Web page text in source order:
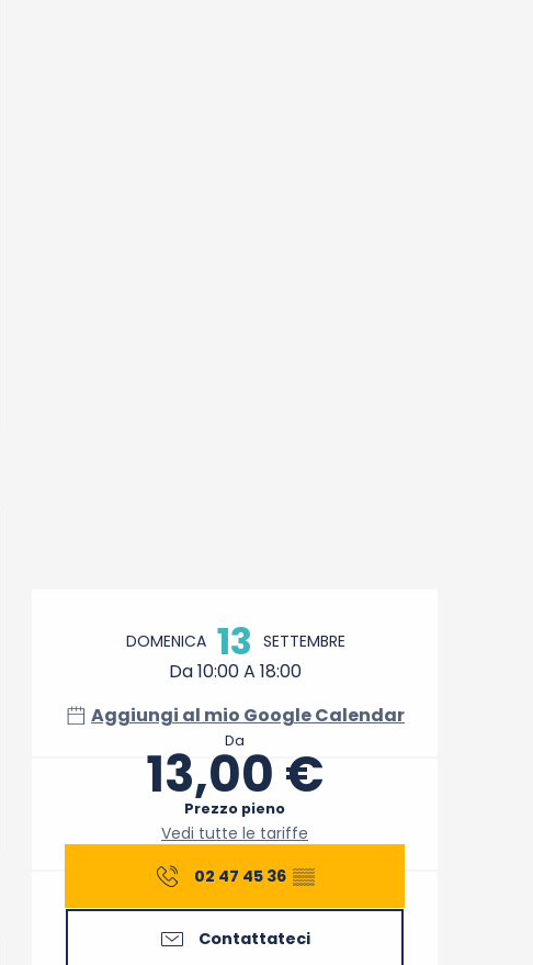
Orari e contatti
DOMENICA 13 SETTEMBRE
Da 10:00 A 18:00
Aggiungi al mio Google Calendar
Da
13,00 €
Prezzo pieno
Vedi tutte le tariffe
02 47 45 36 ▒▒
Contattateci